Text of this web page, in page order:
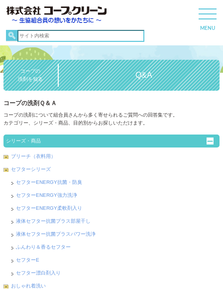
コープの
洗剤を知る
Q&A
コープの洗剤Ｑ＆Ａ
コープの洗剤について組合員さんから多く寄せられるご質問への回答集です。
カテゴリー、シリーズ・商品、目的別からお探しいただけます。
シリーズ・商品
ブリーチ（衣料用）
セフターシリーズ
セフターENERGY抗菌・防臭
セフターENERGY強力洗浄
セフターENERGY柔軟剤入り
液体セフター抗菌プラス部屋干し
液体セフター抗菌プラスパワー洗浄
ふんわり＆香るセフター
セフターE
セフター漂白剤入り
おしゃれ着洗い